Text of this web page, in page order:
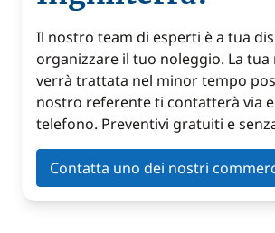
Il nostro team di esperti è a tua
organizzare il tuo noleggio. La tua
verrà trattata nel minor tempo
nostro referente ti contatterà via
telefono. Preventivi gratuiti e
Contatta uno dei nostri